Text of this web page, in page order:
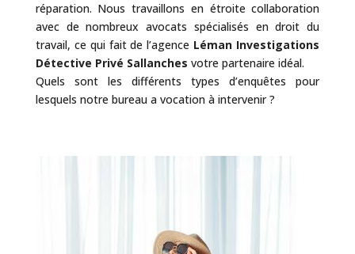
réparation. Nous travaillons en étroite collaboration
avec de nombreux avocats spécialisés en droit du
travail, ce qui fait de l’agence Léman Investigations
Détective Privé Sallanches votre partenaire idéal.
Quels sont les différents types d’enquêtes pour
lesquels notre bureau a vocation à intervenir ?